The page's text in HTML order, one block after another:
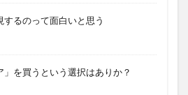
るのって面白いと思う
を買うという選択はありか？